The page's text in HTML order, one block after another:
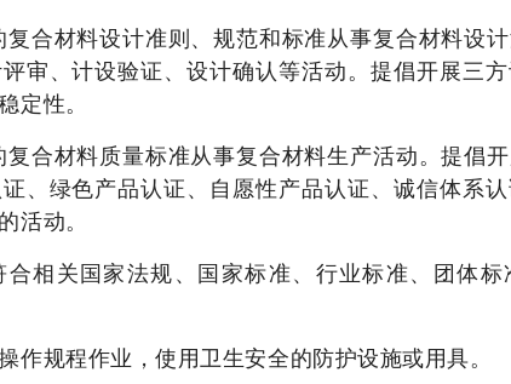
合材料设计准则、规范和标准从事复合材料设
审、计设验证、设计确认等活动。提倡开展三
定性。
复合材料质量标准从事复合材料生产活动。提倡
、绿色产品认证、自愿性产品认证、诚信体系
活动。
合相关国家法规、国家标准、行业标准、团体
作规程作业，使用卫生安全的防护设施或用具。